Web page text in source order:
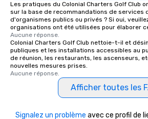
Les pratiques du Colonial Charters Golf Club
sur la base de recommandations de services
d'organismes publics ou privés ? Si oui,
organisations ont été utilisées pour élaborer
Aucune réponse.
Colonial Charters Golf Club nettoie-t-il et
publiques et les installations accessibles au
de réunion, les restaurants, les ascenseurs,
nouvelles mesures prises.
Aucune réponse.
Afficher toutes les
Signalez un problème avec ce profil de